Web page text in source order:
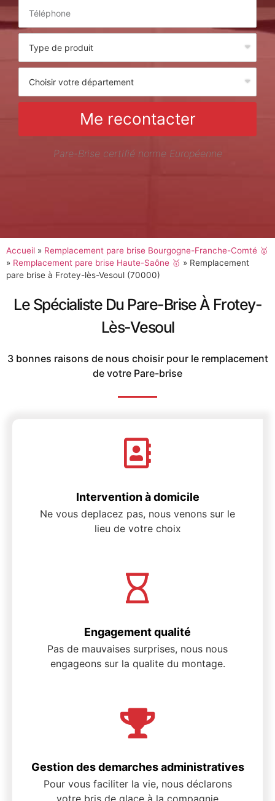
Me recontacter
Pare-Brise certifié norme Européenne
Accueil » Remplacement pare brise Bourgogne-Franche-Comté 🥇
» Remplacement pare brise Haute-Saône 🥇 » Remplacement
pare brise à Frotey-lès-Vesoul (70000)
Le Spécialiste Du Pare-Brise À Frotey-
Lès-Vesoul
3 bonnes raisons de nous choisir pour le remplacement
de votre Pare-brise
Intervention à domicile
Ne vous deplacez pas, nous venons sur le
lieu de votre choix
Engagement qualité
Pas de mauvaises surprises, nous nous
engageons sur la qualite du montage.
Gestion des demarches administratives
Pour vous faciliter la vie, nous déclarons
votre bris de glace à la compagnie